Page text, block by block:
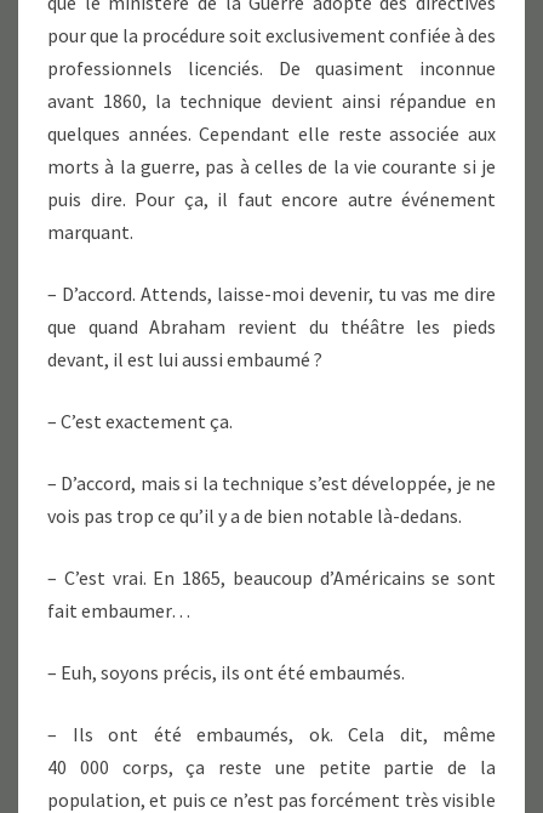
pour que la procédure soit exclusivement confiée à des
professionnels licenciés. De quasiment inconnue
avant 1860, la technique devient ainsi répandue en
quelques années. Cependant elle reste associée aux
morts à la guerre, pas à celles de la vie courante si je
puis dire. Pour ça, il faut encore autre événement
marquant.
– D’accord. Attends, laisse-moi devenir, tu vas me dire
que quand Abraham revient du théâtre les pieds
devant, il est lui aussi embaumé ?
– C’est exactement ça.
– D’accord, mais si la technique s’est développée, je ne
vois pas trop ce qu’il y a de bien notable là-dedans.
– C’est vrai. En 1865, beaucoup d’Américains se sont
fait embaumer…
– Euh, soyons précis, ils ont été embaumés.
– Ils ont été embaumés, ok. Cela dit, même
40 000 corps, ça reste une petite partie de la
population, et puis ce n’est pas forcément très visible